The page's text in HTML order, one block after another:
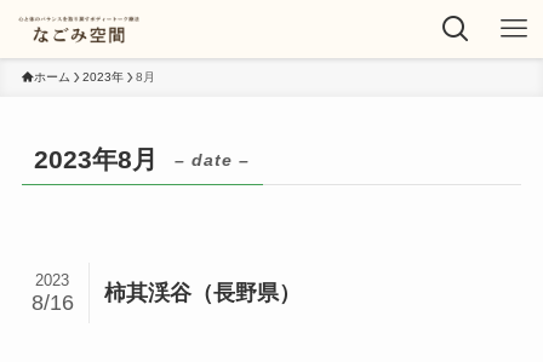
ホーム 2023年 8月
2023年8月 – date –
柿其渓谷（長野県）
2023
8/16